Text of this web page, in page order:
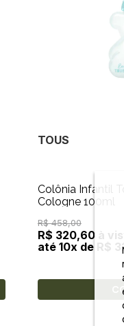
TOUS
Colônia Infantil
Cologne 100ml
R$ 458,00
R$ 320,60 à
até 10x de R$